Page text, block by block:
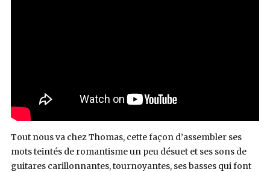
Tout nous va chez Thomas, cette façon d’assembler ses
mots teintés de romantisme un peu désuet et ses sons de
guitares carillonnantes, tournoyantes, ses basses qui font